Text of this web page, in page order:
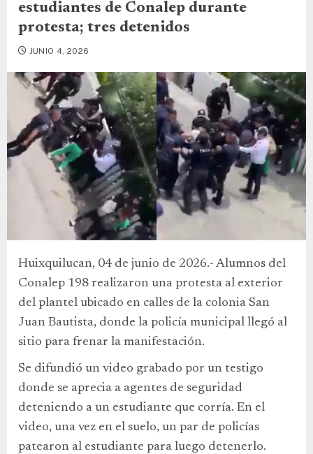
estudiantes de Conalep durante
protesta; tres detenidos
JUNIO 4, 2026
Huixquilucan, 04 de junio de 2026.- Alumnos del
Conalep 198 realizaron una protesta al exterior
del plantel ubicado en calles de la colonia San
Juan Bautista, donde la policía municipal llegó al
sitio para frenar la manifestación.
Se difundió un video grabado por un testigo
donde se aprecia a agentes de seguridad
deteniendo a un estudiante que corría. En el
video, una vez en el suelo, un par de policías
patearon al estudiante para luego detenerlo.